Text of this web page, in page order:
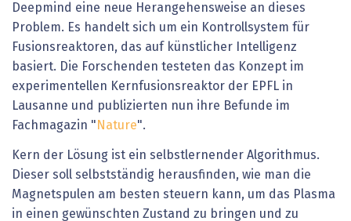
Deepmind eine neue Herangehensweise an dieses
Problem. Es handelt sich um ein Kontrollsystem für
Fusionsreaktoren, das auf künstlicher
Intelligenz
basiert. Die Forschenden testeten das Konzept im
experimentellen Kernfusionsreaktor der EPFL in
Lausanne und publizierten nun ihre Befunde im
Fachmagazin " Nature".
Kern der Lösung ist ein selbstlernender Algorithmus.
Dieser soll selbstständig herausfinden, wie man die
Magnetspulen am besten steuern kann, um das Plasma
in einen gewünschten Zustand zu bringen und zu